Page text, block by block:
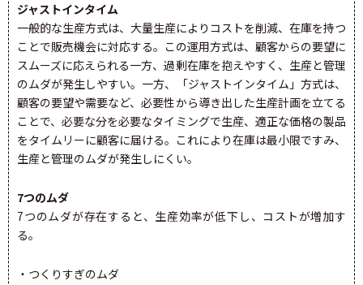
ジャストインタイム
一般的な生産方式は、大量生産によりコストを削減、在庫を持つ
ことで販売機会に対応する。この運用方式は、顧客からの要望に
スムーズに応えられる一方、過剰在庫を抱えやすく、生産と管理
のムダが発生しやすい。一方、「ジャストインタイム」方式は、
顧客の要望や需要など、必要性から導き出した生産計画を立てる
ことで、必要な分を必要なタイミングで生産、適正な価格の製品
をタイムリーに顧客に届ける。これにより在庫は最小限ですみ、
生産と管理のムダが発生しにくい。
7つのムダ
7つのムダが存在すると、生産効率が低下し、コストが増加す
る。
・つくりすぎのムダ